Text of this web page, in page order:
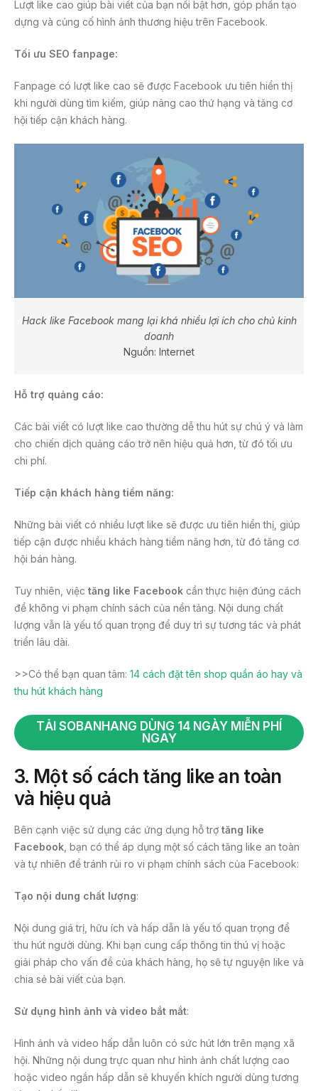
Lượt like cao giúp bài viết của bạn nổi bật hơn, góp phần tạo
dựng và củng cố hình ảnh thương hiệu trên Facebook.
Tối ưu SEO fanpage:
Fanpage có lượt like cao sẽ được Facebook ưu tiên hiển thị
khi người dùng tìm kiếm, giúp nâng cao thứ hạng và tăng cơ
hội tiếp cận khách hàng.
Hack like Facebook mang lại khá nhiều lợi ích cho chủ kinh
doanh
Nguồn: Internet
Hỗ trợ quảng cáo:
Các bài viết có lượt like cao thường dễ thu hút sự chú ý và làm
cho chiến dịch quảng cáo trở nên hiệu quả hơn, từ đó tối ưu
chi phí.
Tiếp cận khách hàng tiềm năng:
Những bài viết có nhiều lượt like sẽ được ưu tiên hiển thị, giúp
tiếp cận được nhiều khách hàng tiềm năng hơn, từ đó tăng cơ
hội bán hàng.
Tuy nhiên, việc tăng like Facebook cần thực hiện đúng cách
để không vi phạm chính sách của nền tảng. Nội dung chất
lượng vẫn là yếu tố quan trọng để duy trì sự tương tác và phát
triển lâu dài.
>>Có thể bạn quan tâm: 14 cách đặt tên shop quần áo hay và
thu hút khách hàng
TẢI SOBANHANG DÙNG 14 NGÀY MIỄN PHÍ
NGAY
3. Một số cách tăng like an toàn
và hiệu quả
Bên cạnh việc sử dụng các ứng dụng hỗ trợ tăng like
Facebook , bạn có thể áp dụng một số cách tăng like an toàn
và tự nhiên để tránh rủi ro vi phạm chính sách của Facebook:
Tạo nội dung chất lượng:
Nội dung giá trị, hữu ích và hấp dẫn là yếu tố quan trọng để
thu hút người dùng. Khi bạn cung cấp thông tin thú vị hoặc
giải pháp cho vấn đề của khách hàng, họ sẽ tự nguyện like và
chia sẻ bài viết của bạn.
Sử dụng hình ảnh và video bắt mắt:
Hình ảnh và video hấp dẫn luôn có sức hút lớn trên mạng xã
hội. Những nội dung trực quan như hình ảnh chất lượng cao
hoặc video ngắn hấp dẫn sẽ khuyến khích người dùng tương